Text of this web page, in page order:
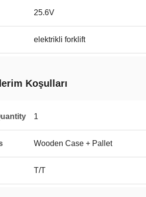
25.6V
elektrikli forklift
Koşulları
1
Wooden Case + Pallet
T/T